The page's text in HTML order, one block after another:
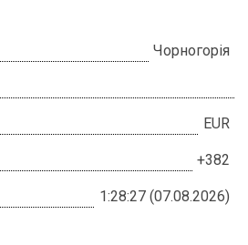
Чорногорія
EUR
+382
1:28:28 (07.08.2026)